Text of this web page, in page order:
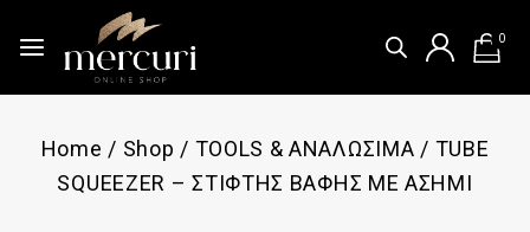
0
Home / Shop / TOOLS & ΑΝΑΛΩΣΙΜΑ / TUBE
SQUEEZER – ΣΤΙΦΤΗΣ ΒΑΦΗΣ ΜΕ ΑΣΗΜΙ